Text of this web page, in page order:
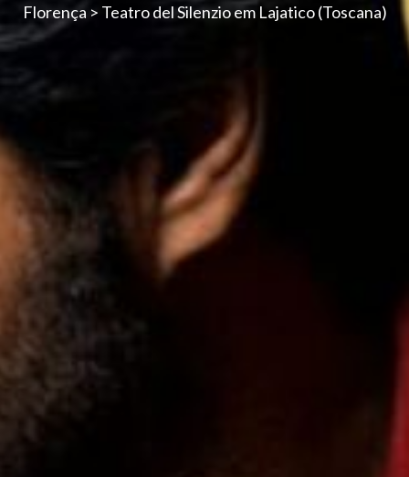
Florença > Teatro del Silenzio em Lajatico (Toscana)